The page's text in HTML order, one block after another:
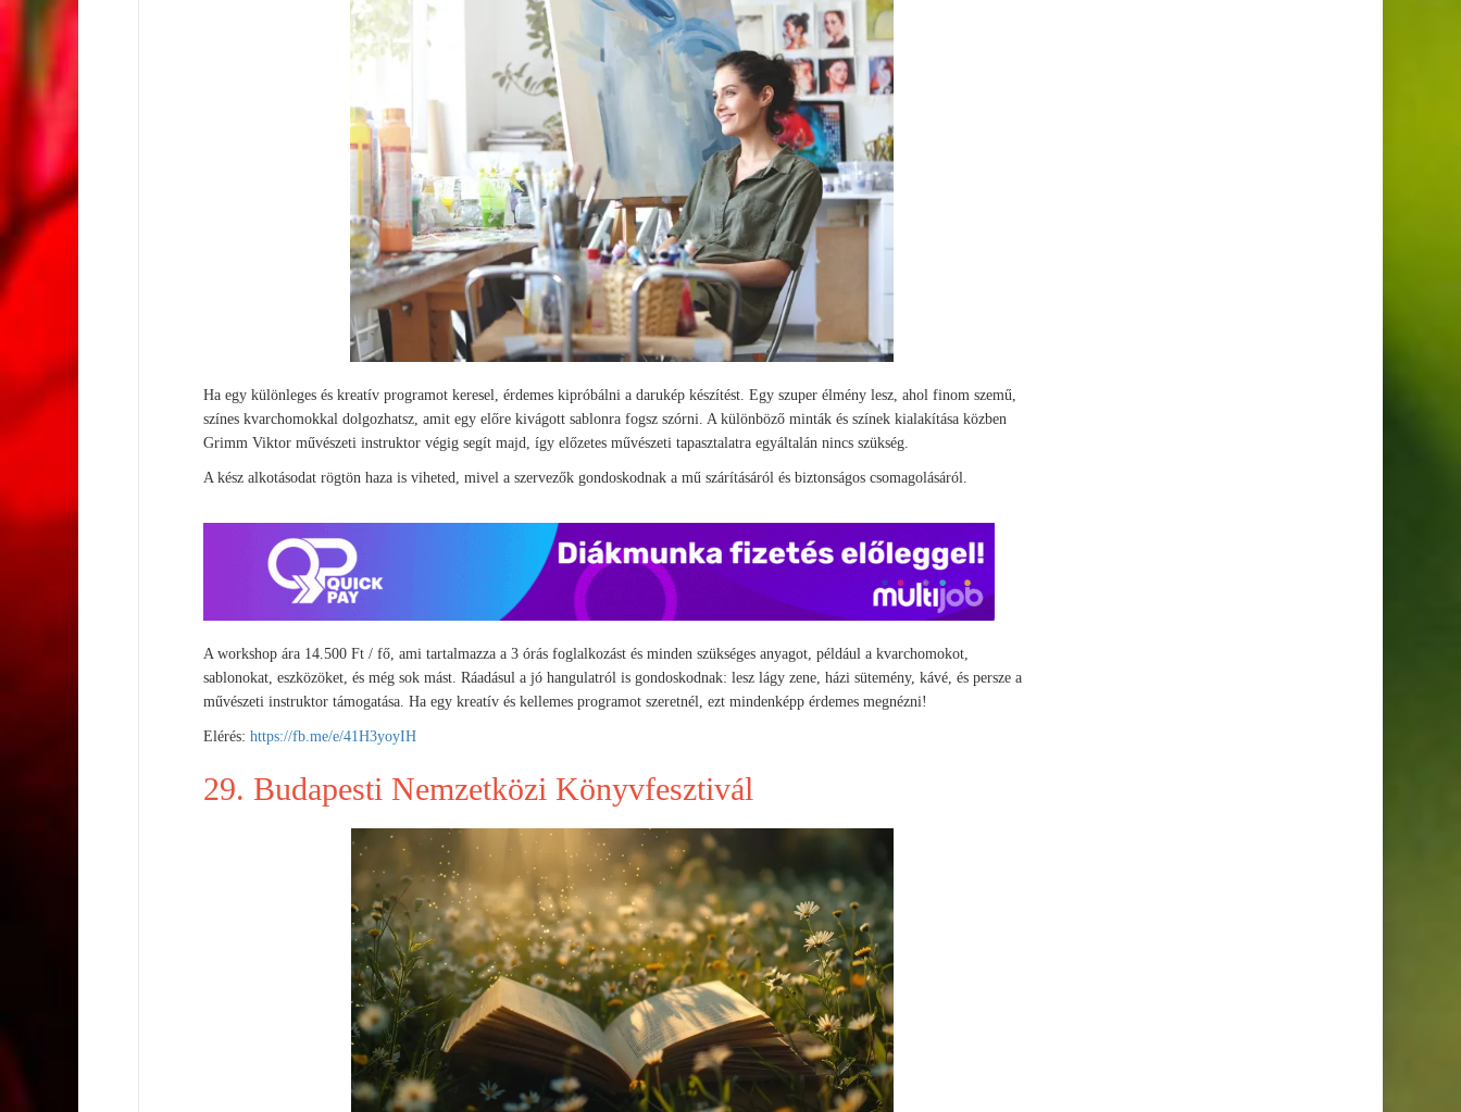
Ha egy különleges és kreatív programot keresel, érdemes kipróbálni a darukép készítést. Egy szuper élmény lesz, ahol finom szemű,
színes kvarchomokkal dolgozhatsz, amit egy előre kivágott sablonra fogsz szórni. A különböző minták és színek kialakítása közben
Grimm Viktor művészeti instruktor végig segít majd, így előzetes művészeti tapasztalatra egyáltalán nincs szükség.
A kész alkotásodat rögtön haza is viheted, mivel a szervezők gondoskodnak a mű szárításáról és biztonságos csomagolásáról.
A workshop ára 14.500 Ft / fő, ami tartalmazza a 3 órás foglalkozást és minden szükséges anyagot, például a kvarchomokot,
sablonokat, eszközöket, és még sok mást. Ráadásul a jó hangulatról is gondoskodnak: lesz lágy zene, házi sütemény, kávé, és persze a
művészeti instruktor támogatása. Ha egy kreatív és kellemes programot szeretnél, ezt mindenképp érdemes megnézni!
Elérés: https://fb.me/e/41H3yoyIH
29. Budapesti Nemzetközi Könyvfesztivál